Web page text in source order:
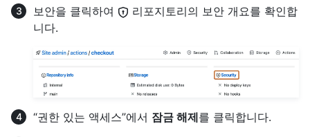
보안을 클릭하여
리포지토리의 보안 개요를 확인합
니다.
“권한 있는 액세스”에서 잠금 해제를 클릭합니다.